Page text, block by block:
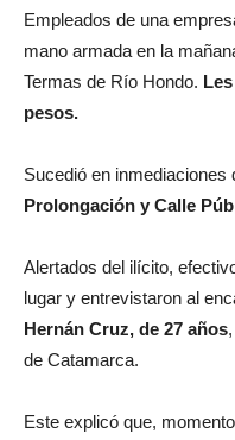
Empleados de una
mano armada en la
Termas de Río Hondo.
pesos.
Sucedió en inmediaciones
Prolongación y Calle
Alertados del ilícito,
lugar y entrevistaron al
Hernán Cruz, de 27 años
de Catamarca.
Este explicó que,